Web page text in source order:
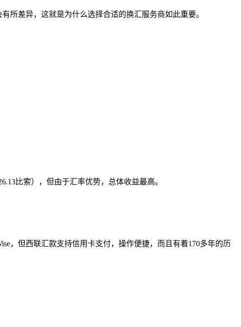
所差异，这就是为什么选择合适的换汇服务商如此重要。
比索），但由于汇率优势，总体收益最高。
，但西联汇款支持信用卡支付，操作便捷，而且有着170多年的历